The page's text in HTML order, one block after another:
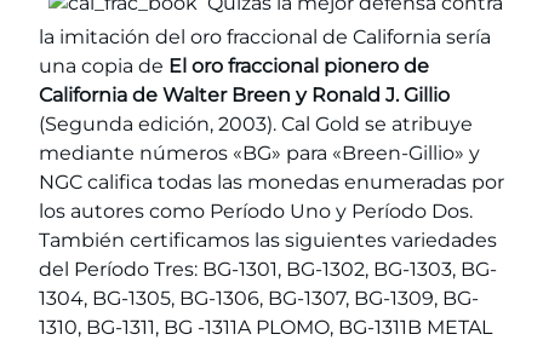
la imitación del oro fraccional de California sería
una copia de El oro fraccional pionero de
California de Walter Breen y Ronald J. Gillio
(Segunda edición, 2003). Cal Gold se atribuye
mediante números «BG» para «Breen-Gillio» y
NGC califica todas las monedas enumeradas por
los autores como Período Uno y Período Dos.
También certificamos las siguientes variedades
del Período Tres: BG-1301, BG-1302, BG-1303, BG-
1304, BG-1305, BG-1306, BG-1307, BG-1309, BG-
1310, BG-1311, BG -1311A PLOMO, BG-1311B METAL